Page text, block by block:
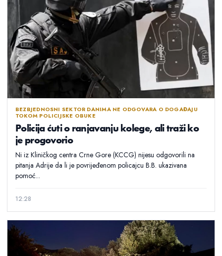
BEZBJEDNOSNI SEKTOR DANIMA NE ODGOVARA O DOGAĐAJU
TOKOM POLICIJSKE OBUKE
Policija ćuti o ranjavanju kolege, ali traži ko
je progovorio
Ni iz Kliničkog centra Crne Gore (KCCG) nijesu odgovorili na
pitanja Adrije da li je povrijeđenom policajcu B.B. ukazivana
pomoć...
12:28